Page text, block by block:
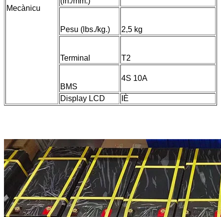
Mecànicu
Pesu (lbs./kg.) 2,5 kg
Terminal T2
BMS
4S 10A
Display LCD IÈ